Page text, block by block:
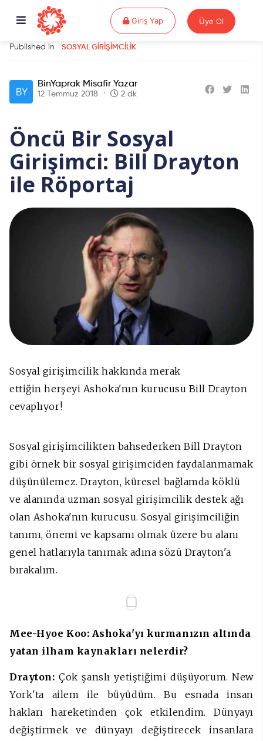
Giriş YapGiriş Yap Üye Ol
Published in SOSYAL GIRIŞIMCILIK
BinYaprak Misafir Yazar
12 Temmuz 2018 2 dk
Öncü Bir Sosyal
Girişimci: Bill Drayton
ile Röportaj
Sosyal girişimcilik hakkında merak
ettiğin herşeyi Ashoka'nın kurucusu Bill Drayton
cevaplıyor!
Sosyal girişimcilikten bahsederken Bill Drayton
gibi örnek bir sosyal girişimciden faydalanmamak
düşünülemez. Drayton, küresel bağlamda köklü
ve alanında uzman sosyal girişimcilik destek ağı
olan Ashoka'nın kurucusu. Sosyal girişimciliğin
tanımı, önemi ve kapsamı olmak üzere bu alanı
genel hatlarıyla tanımak adına sözü Drayton'a
bırakalım.
Mee-Hyoe Koo: Ashoka'yı kurmanızın altında
yatan ilham kaynakları nelerdir?
Drayton: Çok şanslı yetiştiğimi düşüyorum. New
York'ta ailem ile büyüdüm. Bu esnada insan
hakları hareketinden çok etkilendim. Dünyayı
değiştirmek ve dünyayı değiştirecek insanlara